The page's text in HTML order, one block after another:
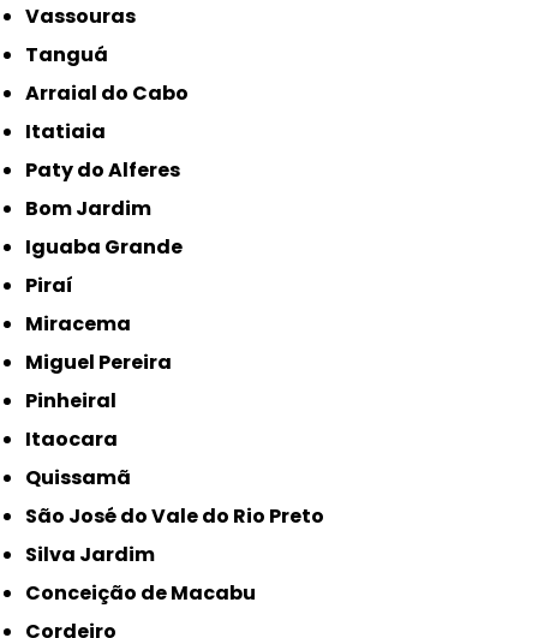
Vassouras
Tanguá
Arraial do Cabo
Itatiaia
Paty do Alferes
Bom Jardim
Iguaba Grande
Piraí
Miracema
Miguel Pereira
Pinheiral
Itaocara
Quissamã
São José do Vale do Rio Preto
Silva Jardim
Conceição de Macabu
Cordeiro